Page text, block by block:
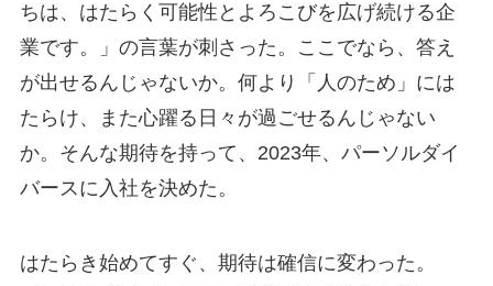
ちは、はたらく可能性とよろこびを広げ続ける企
業です。」の言葉が刺さった。ここでなら、答え
が出せるんじゃないか。何より「人のため」には
たらけ、また心躍る日々が過ごせるんじゃない
か。そんな期待を持って、2023年、パーソルダイ
バースに入社を決めた。
はたらき始めてすぐ、期待は確信に変わった。